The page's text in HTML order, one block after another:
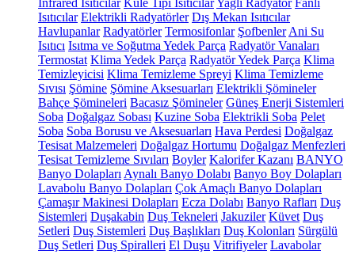
Infrared Isıtıcılar Kule Tipi IsıtıcılarYağlı Radyatör Fanlı
Isıtıcılar Elektrikli Radyatörler Dış Mekan Isıtıcılar
Havlupanlar Radyatörler Termosifonlar Şofbenler Ani Su
Isıtıcı Isıtma ve Soğutma Yedek Parça Radyatör Vanaları
Termostat Klima Yedek Parça Radyatör Yedek Parça Klima
Temizleyicisi Klima Temizleme Spreyi Klima Temizleme
Sıvısı Şömine Şömine Aksesuarları Elektrikli Şömineler
Bahçe Şömineleri Bacasız Şömineler Güneş Enerji Sistemleri
Soba Doğalgaz Sobası Kuzine Soba Elektrikli Soba Pelet
Soba Soba Borusu ve Aksesuarları Hava Perdesi Doğalgaz
Tesisat Malzemeleri Doğalgaz Hortumu Doğalgaz Menfezleri
Tesisat Temizleme Sıvıları Boyler Kalorifer Kazanı BANYO
Banyo Dolapları Aynalı Banyo Dolabı Banyo Boy Dolapları
Lavabolu Banyo Dolapları Çok Amaçlı Banyo Dolapları
Çamaşır Makinesi Dolapları Ecza Dolabı Banyo Rafları Duş
Sistemleri Duşakabin Duş Tekneleri Jakuziler Küvet Duş
Setleri Duş Sistemleri Duş Başlıkları Duş Kolonları Sürgülü
Duş Setleri Duş Spiralleri El Duşu Vitrifiyeler Lavabolar